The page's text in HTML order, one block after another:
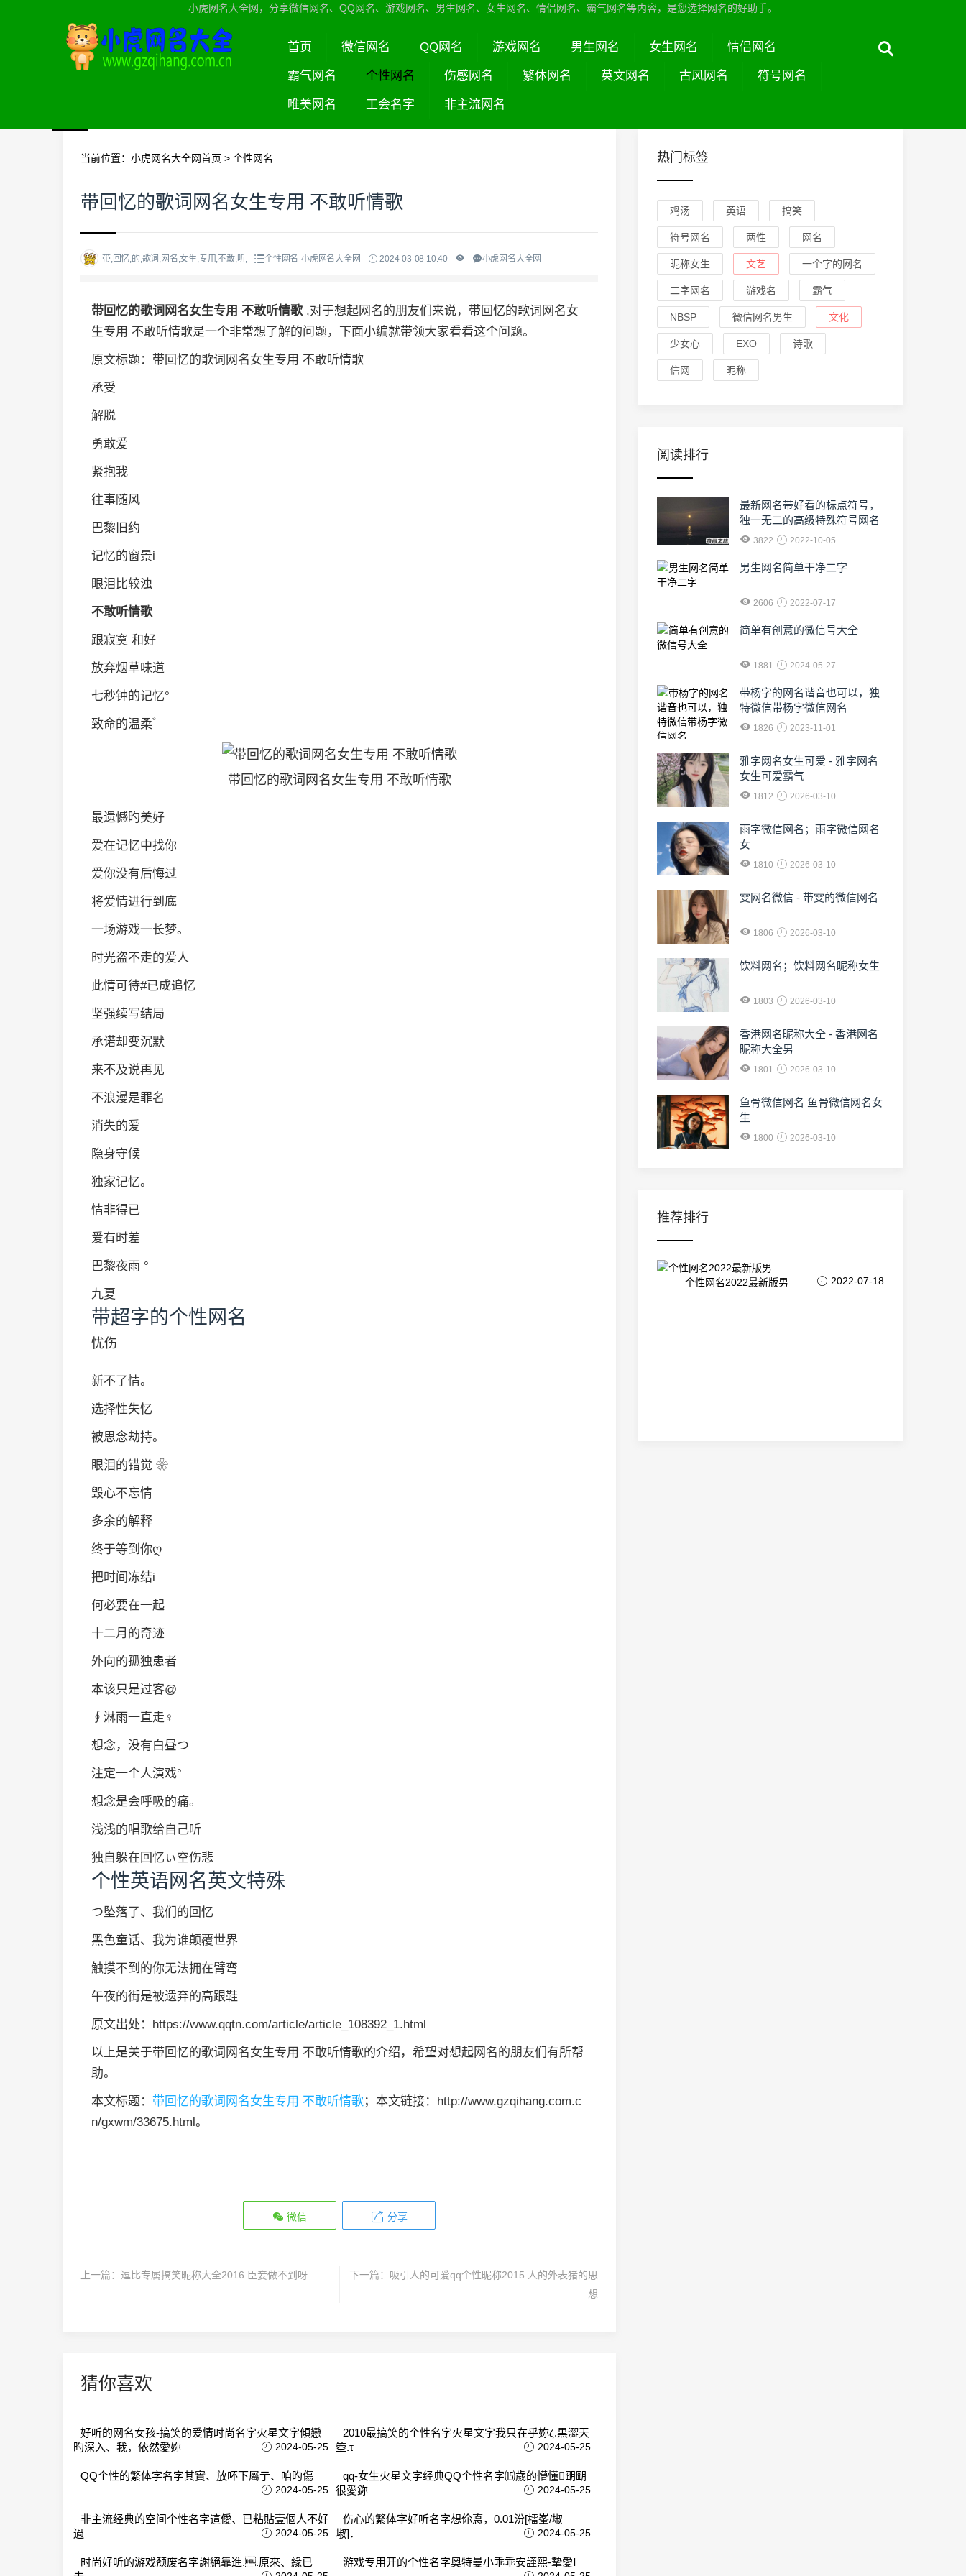
小虎网名大全网，分享微信网名、QQ网名、游戏网名、男生网名、女生网名、情侣网名、霸气网名等内容，是您选择网名的好助手。
首页 微信网名 QQ网名 游戏网名 男生网名 女生网名 情侣网名
霸气网名 个性网名 伤感网名 繁体网名 英文网名 古风网名 符号网名
唯美网名 工会名字 非主流网名
当前位置： 小虎网名大全网首页 > 个性网名
带回忆的歌词网名女生专用 不敢听情歌
带,回忆,的,歌词,网名,女生,专用,不敢,听, 个性网名-小虎网名大全网 2024-03-08 10:40 小虎网名大全网
带回忆的歌词网名女生专用 不敢听情歌 ,对于想起网名的朋友们来说，带回忆的歌词网名女
生专用 不敢听情歌是一个非常想了解的问题，下面小编就带领大家看看这个问题。
原文标题：带回忆的歌词网名女生专用 不敢听情歌
承受
解脱
勇敢爱
紧抱我
往事随风
巴黎旧约
记忆的窗景i
眼泪比较浊
不敢听情歌
跟寂寞 和好
放弃烟草味道
七秒钟的记忆°
致命的温柔゛
带回忆的歌词网名女生专用 不敢听情歌
最遗憾旳美好
爱在记忆中找你
爱你没有后悔过
将爱情进行到底
一场游戏一长梦。
时光盗不走的爱人
此情可待#已成追忆
坚强续写结局
承诺却变沉默
来不及说再见
不浪漫是罪名
消失的爱
隐身守候
独家记忆。
情非得已
爱有时差
巴黎夜雨 °
九夏
带超字的个性网名
忧伤
新不了情。
选择性失忆
被思念劫持。
眼泪的错觉 ❀
毁心不忘情
多余的解释
终于等到你ღ
把时间冻结i
何必要在一起
十二月的奇迹
外向的孤独患者
本该只是过客@
∮淋雨一直走♀
想念，没有白昼つ
注定一个人演戏°
想念是会呼吸的痛。
浅浅的唱歌给自己听
独自躲在回忆ぃ空伤悲
个性英语网名英文特殊
つ坠落了、我们的回忆
黑色童话、我为谁颠覆世界
触摸不到的你无法拥在臂弯
午夜的街是被遗弃的高跟鞋
原文出处：https://www.qqtn.com/article/article_108392_1.html
以上是关于带回忆的歌词网名女生专用 不敢听情歌的介绍，希望对想起网名的朋友们有所帮
助。
本文标题： 带回忆的歌词网名女生专用 不敢听情歌；本文链接：http://www.gzqihang.com.c
n/gxwm/33675.html。
微信 分享
上一篇： 逗比专属搞笑昵称大全2016 臣妾做不到呀 下一篇： 吸引人的可爱qq个性昵称2015 人的外表猪的思
想
猜你喜欢
好听的网名女孩-搞笑的爱情时尚名字火星文字傾戀
旳深入、我，依然愛妳
2024-05-25
2010最搞笑的个性名字火星文字我只在乎妳ζ.黒澀天
箜.τ
2024-05-25
QQ个性的繁体字名字其實、放吥下屬亍、咱旳傷
2024-05-25
qq-女生火星文字经典QQ个性名字⒂歲的懵懂朙朙
很愛鉨
2024-05-25
非主流经典的空间个性名字這僾、已粘貼壹個人不好
過
2024-05-25
伤心的繁体字好听名字想伱悳，0.01汾[檑峯/埱
埱]．
2024-05-25
时尚好听的游戏颓废名字謝絕靠進..原來、緣已
游戏专用开的个性名字奧特曼小乖乖安謹熙-摯愛Ⅰ
热门标签
鸡汤 英语 搞笑
符号网名 两性 网名
昵称女生 文艺 一个字的网名
二字网名 游戏名 霸气
NBSP 微信网名男生 文化
少女心 EXO 诗歌
信网 昵称
阅读排行
最新网名带好看的标点符号，
独一无二的高级特殊符号网名
3822 2022-10-05
男生网名简单干净二字
2606 2022-07-17
简单有创意的微信号大全
1881 2024-05-27
​带杨字的网名谐音也可以，独
特微信带杨字微信网名
1826 2023-11-01
雅字网名女生可爱 - 雅字网名
女生可爱霸气
1812 2026-03-10
雨字微信网名；雨字微信网名
女
1810 2026-03-10
雯网名微信 - 带雯的微信网名
1806 2026-03-10
饮料网名；饮料网名昵称女生
1803 2026-03-10
香港网名昵称大全 - 香港网名
昵称大全男
1801 2026-03-10
鱼骨微信网名 鱼骨微信网名女
生
1800 2026-03-10
推荐排行
个性网名2022最新版男 2022-07-18